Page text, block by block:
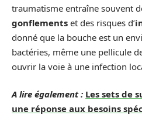
traumatisme entraîne souvent
gonflements et des risques d’
donné que la bouche est un
bactéries, même une pellicule
ouvrir la voie à une infection
A lire également : Les sets de
une réponse aux besoins